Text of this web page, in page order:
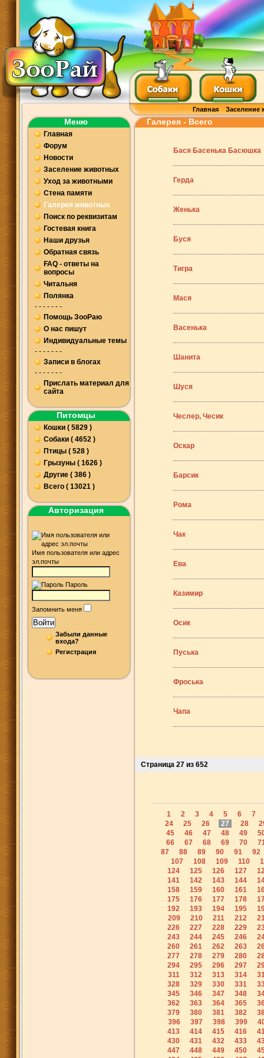
Главная Заселение
Меню
Главная
Форум
Новости
Заселение животных
Уход за животными
Стена памяти
Галерея животных
Поиск по реквизитам
Гостевая книга
Наши друзья
Обратная связь
FAQ - ответы на
вопросы
Читальня
Полянка
- - - - - - -
Помощь ЗооРаю
О нас пишут
Индивидуальные темы
- - - - - - -
Записи в блогах
- - - - - - -
Прислать материал для
сайта
Питомцы
Кошки ( 5829 )
Собаки ( 4652 )
Птицы ( 528 )
Грызуны ( 1626 )
Другие ( 386 )
Всего ( 13021 )
Авторизация
Имя пользователя или адрес
эл.почты
Пароль
Запомнить меня
Войти
Забыли данные
входа?
Регистрация
Галерея - Всего
Бася Басенька Басюшка
Герда
Женька
Буся
Тигра
Мася
Васенька
Шанита
Шуся
Чеслер, Чесик
Оскар
Барсик
Рома
Чак
Ева
Казимир
Осик
Пуська
Фроська
Чапа
Страница 27 из 652
1 2 3 4 5 6
7
24
25 26 27 28
45
46 47 48 49
66
67 68 69 70
87
88 89 90 91
92
107
108 109 110
124
125 126 127
141
142 143 144
158
159 160 161
175
176 177 178
192
193 194 195
209
210 211 212
226
227 228 229
243
244 245 246
260
261 262 263
277
278 279 280
294
295 296 297
311
312 313 314
328
329 330 331
345
346 347 348
362
363 364 365
379
380 381 382
396
397 398 399
413
414 415 416
430
431 432 433
447
448 449 450